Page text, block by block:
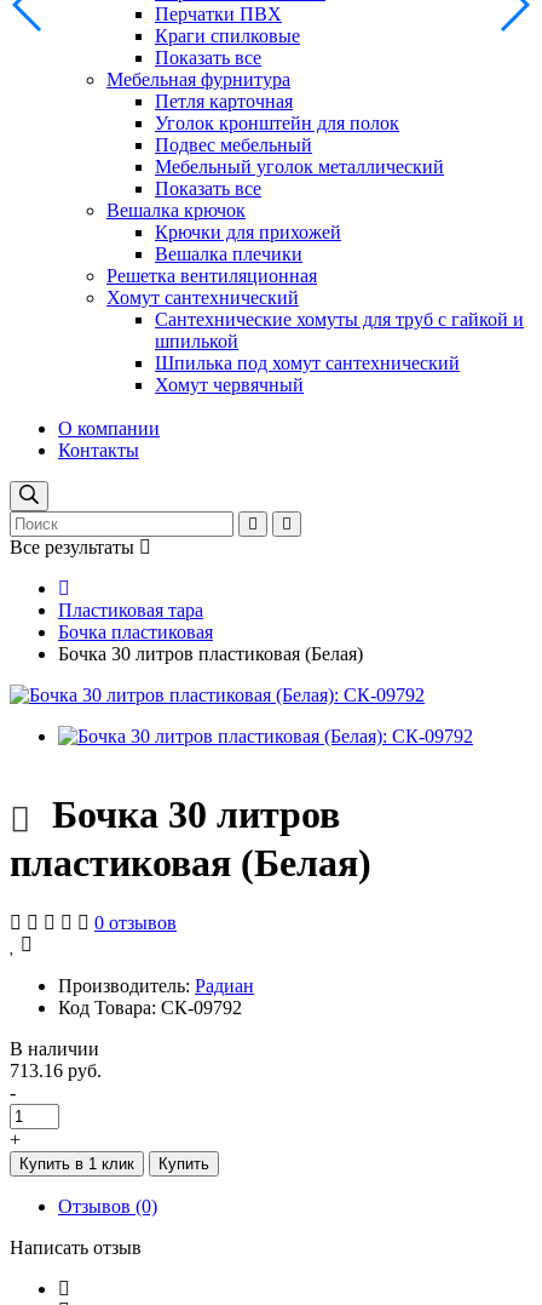
Перчатки ПВХ
Краги спилковые
Показать все
Мебельная фурнитура
Петля карточная
Уголок кронштейн для полок
Подвес мебельный
Мебельный уголок металлический
Показать все
Вешалка крючок
Крючки для прихожей
Вешалка плечики
Решетка вентиляционная
Хомут сантехнический
Сантехнические хомуты для труб с гайкой и
шпилькой
Шпилька под хомут сантехнический
Хомут червячный
О компании
Контакты
Все результаты
Пластиковая тара
Бочка пластиковая
Бочка 30 литров пластиковая (Белая)
Бочка 30 литров
пластиковая (Белая)
0 отзывов
Производитель: Радиан
Код Товара: СК-09792
В наличии
713.16 руб.
-
+
Купить в 1 клик Купить
Отзывов (0)
Написать отзыв